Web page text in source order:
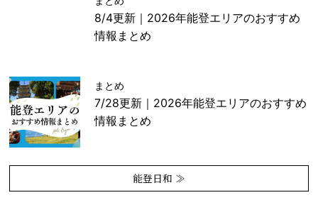
8/4更新｜2026年能登エリアのおすすめ
情報まとめ
まとめ
7/28更新｜2026年能登エリアのおすすめ
情報まとめ
能登日和 ≫